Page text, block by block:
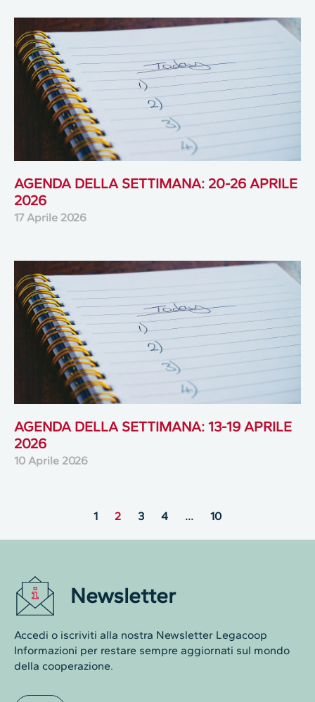
AGENDA DELLA SETTIMANA: 20-26 APRILE
2026
17 Aprile 2026
AGENDA DELLA SETTIMANA: 13-19 APRILE
2026
10 Aprile 2026
1 2 3 4 … 10
Newsletter
Accedi o iscriviti alla nostra Newsletter Legacoop
Informazioni per restare sempre aggiornati sul mondo
della cooperazione.